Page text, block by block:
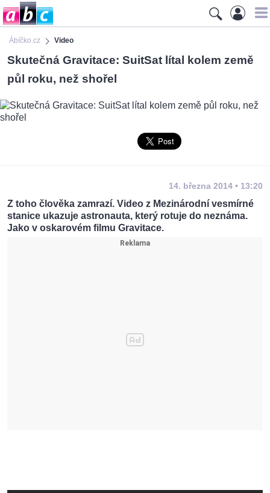
Ábíčko.cz Video
Skutečná Gravitace: SuitSat lítal kolem země
půl roku, než shořel
14. března 2014 • 13:20
Z toho člověka zamrazí. Video z Mezinárodní vesmírné
stanice ukazuje astronauta, který rotuje do neznáma.
Jako v oskarovém filmu Gravitace.